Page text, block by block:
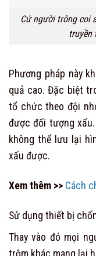
Cử người trông coi
truyền
Phương pháp này
quả cao. Đặc biệt
tổ chức theo đội
được đối tượng
không thể lưu lại
xấu được.
Xem thêm >> Cách
Sử dụng thiết bị
Thay vào đó mọi
trộm khác mang lại